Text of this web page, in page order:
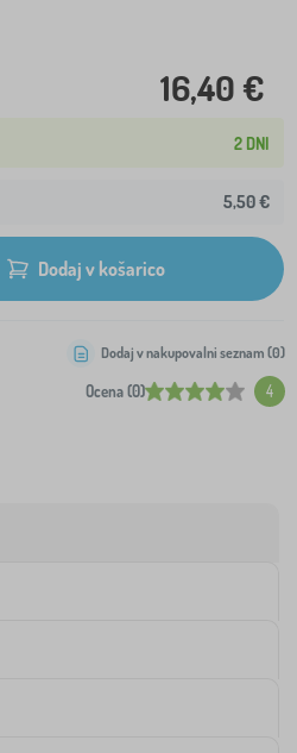
16,40 €
2 DNI
5,50 €
Dodaj v košarico
Ocena (0) 4
Dodaj v nakupovalni seznam (0)